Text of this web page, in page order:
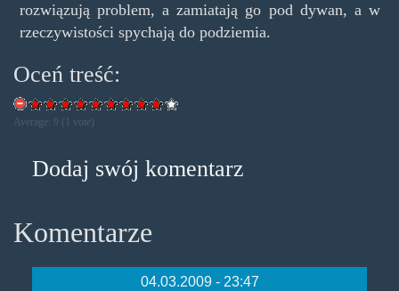
rozwiązują problem, a zamiatają go pod dywan, a w
rzeczywistości spychają do podziemia.
Oceń treść:
Average: 9 ( vote)
Dodaj swój komentarz
Komentarze
04.03.2009 - 23:47